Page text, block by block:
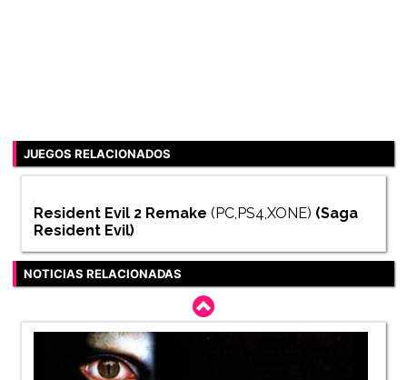
JUEGOS RELACIONADOS
Resident Evil 2 Remake (PC,PS4,XONE) (Saga
Resident Evil)
NOTICIAS RELACIONADAS